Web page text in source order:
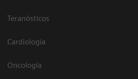
Teranósticos
Cardiología
Oncología